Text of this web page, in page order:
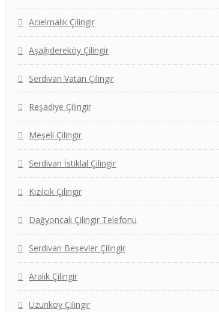
Acıelmalık Çilingir
Aşağıdereköy Çilingir
Serdivan Vatan Çilingir
Reşadiye Çilingir
Meşeli Çilingir
Serdivan İstiklal Çilingir
Kızılcık Çilingir
Dağyoncalı Çilingir Telefonu
Serdivan Beşevler Çilingir
Aralık Çilingir
Uzunköy Çilingir